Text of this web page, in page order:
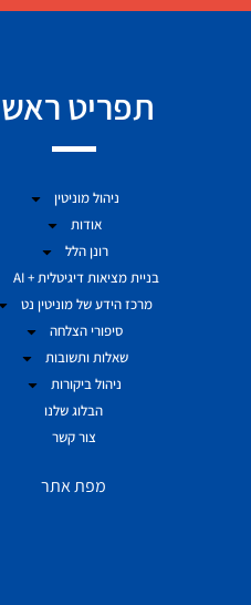
תפריט
ניהול מוניטין
אודות
רונן הלל
בניית מציאות דיגיטלית + AI
מרכז הידע של מוניטין נט
סיפורי הצלחה
שאלות ותשובות
ניהול ביקורות
הבלוג שלנו
צור קשר
מפת אתר